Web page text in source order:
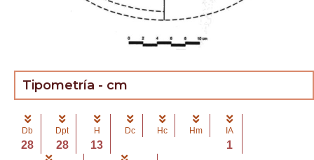
Tipometría - cm
Db
28
Dpt
28
H
13
Dc Hc Hm IA
1